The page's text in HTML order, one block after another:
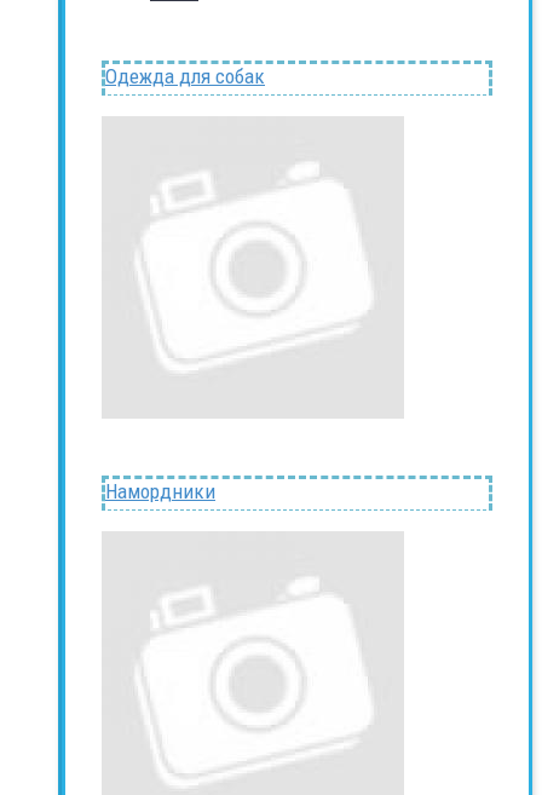
Одежда для собак
Намордники